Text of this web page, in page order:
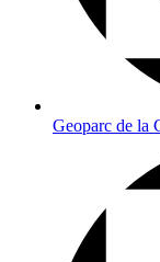
Geoparc de la